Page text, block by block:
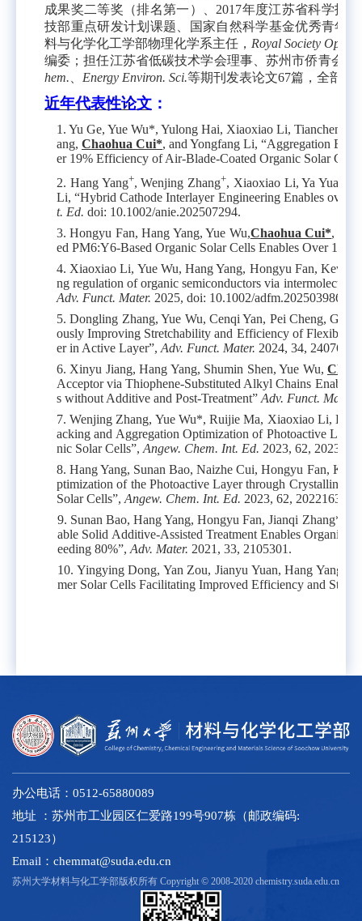
成果奖二等奖（排名第一）、 2017年度江苏省科学技
技部重点研发计划课题、国家自然科学基金优秀青年
料与化学化工学部物理化学系主任， Royal Society Open
编委；担任江苏省低碳技术学会理事、苏州市侨青会副
hem.
Energy Environ. Sci.等期刊发表论文67篇，全部论
近年代表性论文 ：
1. Yu Ge, Yue Wu*, Yulong Hai, Xiaoxiao Li, Tianchen
ang, Chaohua Cui*, and Yongfang Li, “Aggregation
er 19% Efficiency of Air-Blade-Coated Organic Solar
2. Hang Yang+, Wenjing Zhang+, Xiaoxiao Li, Ya Yuan,
Li, “Hybrid Cathode Interlayer Engineering Enables over
t. Ed. doi: 10.1002/anie.202507294.
3. Hongyu Fan, Hang Yang, Yue Wu,Chaohua Cui*,
ed PM6:Y6-Based Organic Solar Cells Enables Over
4. Xiaoxiao Li, Yue Wu, Hang Yang, Hongyu Fan, Kewei
ng regulation of organic semiconductors via
Adv. Funct. Mater. 2025, doi: 10.1002/adfm.202503986.
5. Dongling Zhang, Yue Wu, Cenqi Yan, Pei Cheng,
ously Improving Stretchability and Efficiency of Flexible
er in Active Layer”, Adv. Funct. Mater. 2024, 34, 2407681.
6. Xinyu Jiang, Hang Yang, Shumin Shen, Yue Wu,
Acceptor via Thiophene-Substituted Alkyl Chains
s without Additive and Post-Treatment” Adv. Funct. Mater.
7. Wenjing Zhang, Yue Wu*, Ruijie Ma, Xiaoxiao Li,
acking and Aggregation Optimization of Photoactive
nic Solar Cells”, Angew. Chem. Int. Ed. 2023, 62,
8. Hang Yang, Sunan Bao, Naizhe Cui, Hongyu Fan,
ptimization of the Photoactive Layer through Crystallinity
Solar Cells”, Angew. Chem. Int. Ed. 2023, 62, 202216338.
9. Sunan Bao, Hang Yang, Hongyu Fan, Jianqi Zhang*,
able Solid Additive-Assisted Treatment Enables Organic
eeding 80%”, Adv. Mater. 2021, 33, 2105301.
10. Yingying Dong, Yan Zou, Jianyu Yuan, Hang Yang,
mer Solar Cells Facilitating Improved Efficiency and
办公电话：0512-65880089
地址 ：苏州市工业园区仁爱路199号907栋（邮政编码:
215123）
Email：chemmat@suda.edu.cn
苏州大学材料与化工学部版权所有 Copyright © 2008-2020 chemistry.suda.edu.cn